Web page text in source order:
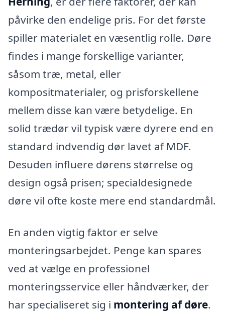
påvirke den endelige pris. For det første
spiller materialet en væsentlig rolle. Døre
findes i mange forskellige varianter,
såsom træ, metal, eller
kompositmaterialer, og prisforskellene
mellem disse kan være betydelige. En
solid trædør vil typisk være dyrere end en
standard indvendig dør lavet af MDF.
Desuden influere dørens størrelse og
design også prisen; specialdesignede
døre vil ofte koste mere end standardmål.
En anden vigtig faktor er selve
monteringsarbejdet. Penge kan spares
ved at vælge en professionel
monteringsservice eller håndværker, der
har specialiseret sig i montering af døre.